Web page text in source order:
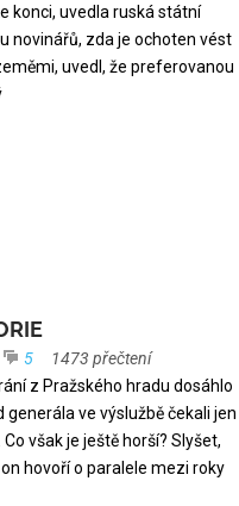
konci, uvedla ruská státní
novinářů, zda je ochoten vést
uvedl, že preferovanou
5
1473 přečtení
z Pražského hradu dosáhlo
ve výslužbě čekali jen
však je ještě horší? Slyšet,
hovoří o paralele mezi roky